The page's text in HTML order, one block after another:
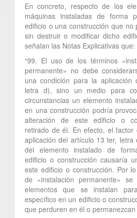
En concreto, respecto de los
máquinas instaladas de forma
edificio o una construcción que no
sin destruir o modificar dicho
señalan las Notas Explicativas que:
“99. El uso de los términos
permanente» no debe
una condición para la aplicación
letra d), sino un medio para
circunstancias un elemento
en una construcción podría
alteración de este edificio o
retirado de él. En efecto, el factor
aplicación del artículo 13 ter,
del elemento instalado de
edificio o construcción causaría
este edificio o construcción. Por
de «instalación permanente»
elementos que se instalan
específico en un edificio o
que perduren en él o